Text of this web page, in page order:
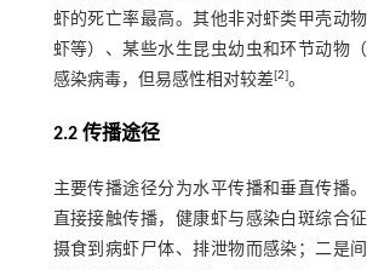
虾的死亡率最高。其他非对虾类甲壳动
虾等）、某些水生昆虫幼虫和环节动物
感染病毒，但易感性相对较差[2]。
2.2 传播途径
主要传播途径分为水平传播和垂直传播
直接接触传播，健康虾与感染白斑综合
摄食到病虾尸体、排泄物而感染；二是